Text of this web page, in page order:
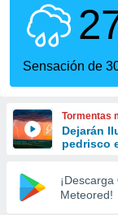
se
calidad.
a este
las
y
forma
digital
basada
Sensación de
Tormentas
Dejarán
pedrisco
¡Descarga
Meteored!